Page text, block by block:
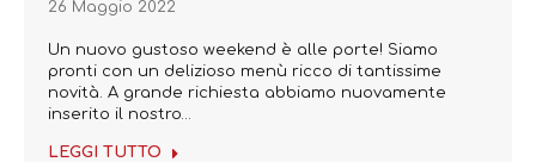
26 Maggio 2022
Un nuovo gustoso weekend è alle porte! Siamo
pronti con un delizioso menù ricco di tantissime
novità. A grande richiesta abbiamo nuovamente
inserito il nostro…
LEGGI TUTTO